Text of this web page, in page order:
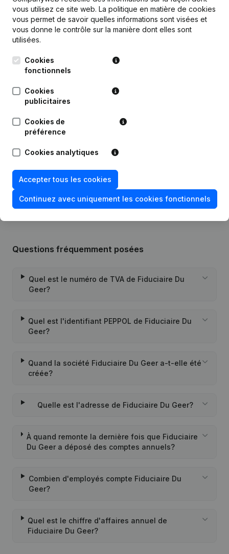
Publicationsde Fiduciaire Du Geer
Date Publication
07-07-2023
Autres Modifications, …) -
Siège Social
11-01-2013
Rubrique Constitution (Nouvelle
Personne Morale, Ouverture
Succursale, etc...)
Questions fréquemment posées
Quel est le numéro de TVA de Fiduciaire Du
Geer?
Quel est l'identifiant PEPPOL de Fiduciaire Du
Geer?
Quand la société Fiduciaire Du Geer a-t-elle été
créée?
Quelle est l'adresse de Fiduciaire Du Geer?
À quand remonte la dernière fois que Fiduciaire
Du Geer a déposé des comptes annuels?
Combien d'employés compte Fiduciaire Du
Geer?
Quel est le chiffre d'affaires annuel de
Fiduciaire Du Geer?
vous utilisez ce site web. La politique en matière de cookies
vous permet de savoir quelles informations sont visées et
vous donne le contrôle sur la manière dont elles sont
utilisées.
Cookies
fonctionnels
Cookies
publicitaires
Cookies de
préférence
Cookies analytiques
Accepter tous les cookies
Continuez avec uniquement les cookies fonctionnels